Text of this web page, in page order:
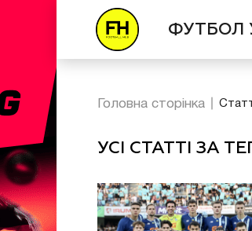
ФУТБОЛ
Головна сторінка
УСІ СТАТТІ ЗА